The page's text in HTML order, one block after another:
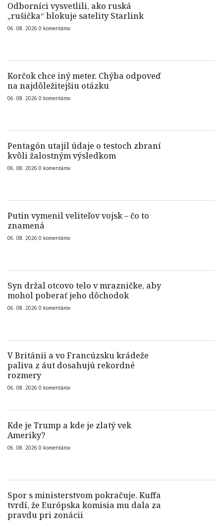
Odborníci vysvetlili, ako ruská
„rušička“ blokuje satelity Starlink
06. 08. 2026 0 komentárov
Korčok chce iný meter. Chýba odpoveď
na najdôležitejšiu otázku
06. 08. 2026 0 komentárov
Pentagón utajil údaje o testoch zbraní
kvôli žalostným výsledkom
06. 08. 2026 0 komentárov
Putin vymenil veliteľov vojsk – čo to
znamená
06. 08. 2026 0 komentárov
Syn držal otcovo telo v mrazničke, aby
mohol poberať jeho dôchodok
06. 08. 2026 0 komentárov
V Británii a vo Francúzsku krádeže
paliva z áut dosahujú rekordné
rozmery
06. 08. 2026 0 komentárov
Kde je Trump a kde je zlatý vek
Ameriky?
06. 08. 2026 0 komentárov
Spor s ministerstvom pokračuje. Kuffa
tvrdí, že Európska komisia mu dala za
pravdu pri zonácii